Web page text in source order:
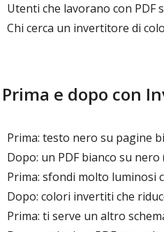
Utenti che lavorano con PDF
Chi cerca un invertitore di
Prima e dopo con
Prima: testo nero su pagine
Dopo: un PDF bianco su
Prima: sfondi molto luminosi
Dopo: colori invertiti che
Prima: ti serve un altro